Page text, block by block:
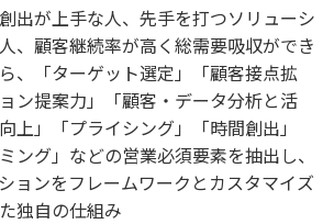
出が上手な人、先手を打つソリューシ
、顧客継続率が高く総需要吸収ができ
、「ターゲット選定」「顧客接点拡
ン提案力」「顧客・データ分析と活
上」「プライシング」「時間創出」
ング」などの営業必須要素を抽出し、
ョンをフレームワークとカスタマイズ
独自の仕組み